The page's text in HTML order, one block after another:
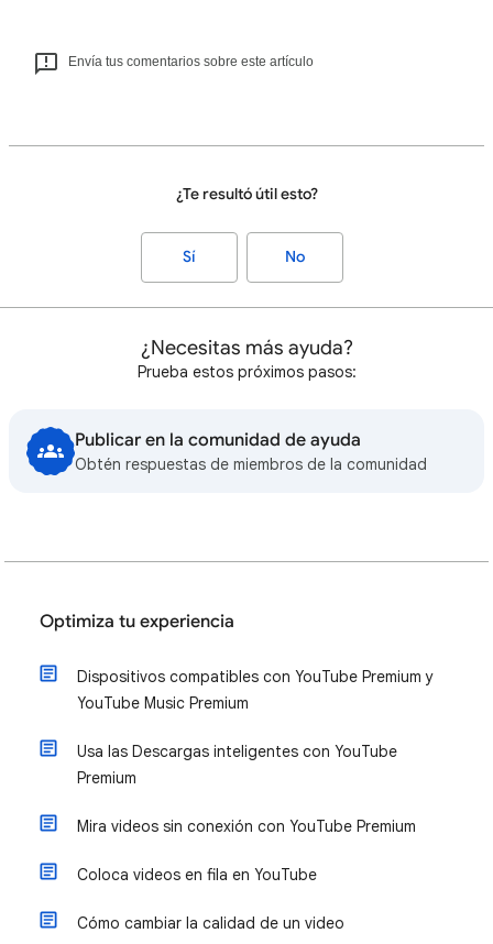
Envía tus comentarios sobre este artículo
¿Te resultó útil esto?
Sí No
¿Necesitas más ayuda?
Prueba estos próximos pasos:
Publicar en la comunidad de ayuda
Obtén respuestas de miembros de la comunidad
Optimiza tu experiencia
Dispositivos compatibles con YouTube Premium y
YouTube Music Premium
Usa las Descargas inteligentes con YouTube
Premium
Mira videos sin conexión con YouTube Premium
Coloca videos en fila en YouTube
Cómo cambiar la calidad de un video